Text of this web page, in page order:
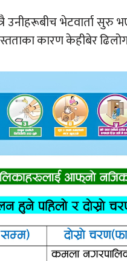
उनीहरूबीच भेटवार्ता सुरु
कारण केहीबेर